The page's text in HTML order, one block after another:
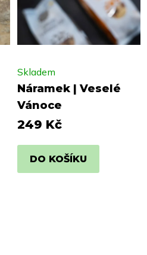
Náramek | Veselé
Vánoce
Skladem
249 Kč
DO KOŠÍKU